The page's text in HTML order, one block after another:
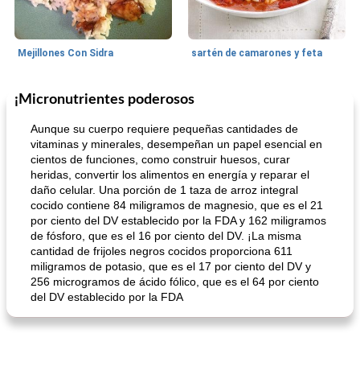
Mejillones Con Sidra sartén de camarones y feta
80min
Sopas, Guisos Y Chili
sopa de lentejas negras del chef john
¡Micronutrientes poderosos
Aunque su cuerpo requiere pequeñas cantidades de
vitaminas y minerales, desempeñan un papel esencial en
cientos de funciones, como construir huesos, curar
heridas, convertir los alimentos en energía y reparar el
daño celular. Una porción de 1 taza de arroz integral
cocido contiene 84 miligramos de magnesio, que es el 21
por ciento del DV establecido por la FDA y 162 miligramos
de fósforo, que es el 16 por ciento del DV. ¡La misma
cantidad de frijoles negros cocidos proporciona 611
miligramos de potasio, que es el 17 por ciento del DV y
256 microgramos de ácido fólico, que es el 64 por ciento
del DV establecido por la FDA